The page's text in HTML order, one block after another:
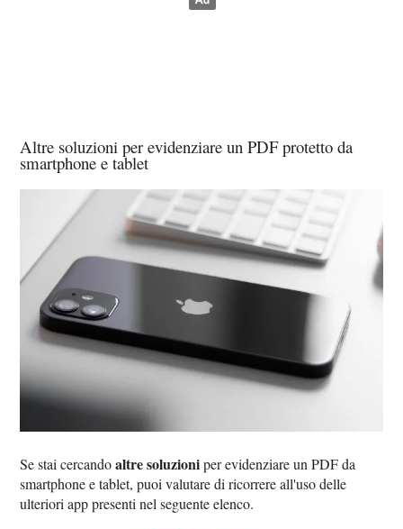
Altre soluzioni per evidenziare un PDF protetto da
smartphone e tablet
Se stai cercandoaltre soluzioniper evidenziare un PDF da
smartphone e tablet, puoi valutare di ricorrere all'uso delle
ulteriori app presenti nel seguente elenco.